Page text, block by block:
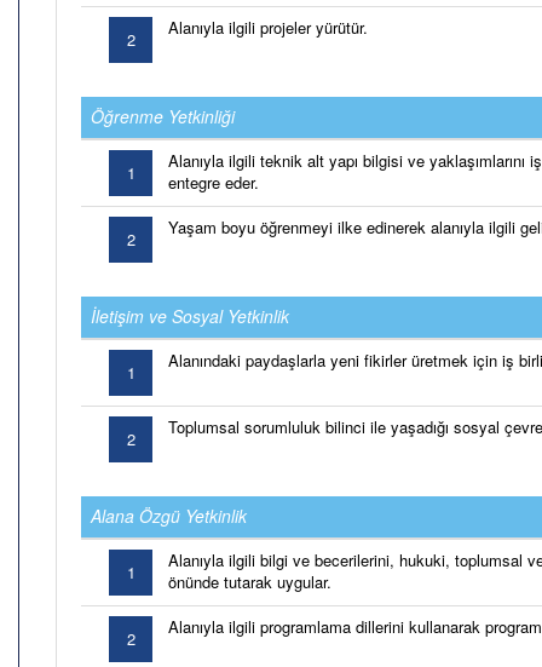
2
Alanıyla ilgili projeler yürütür.
Öğrenme Yetkinliği
1
Alanıyla ilgili teknik alt yapı bilgisi ve
entegre eder.
2
Yaşam boyu öğrenmeyi ilke edinerek alanıyla ilgili
İletişim ve Sosyal Yetkinlik
1
Alanındaki paydaşlarla yeni fikirler üretmek için iş
2
Toplumsal sorumluluk bilinci ile yaşadığı sosyal
Alana Özgü Yetkinlik
1
Alanıyla ilgili bilgi ve becerilerini, hukuki, toplumsal
önünde tutarak uygular.
2
Alanıyla ilgili programlama dillerini kullanarak